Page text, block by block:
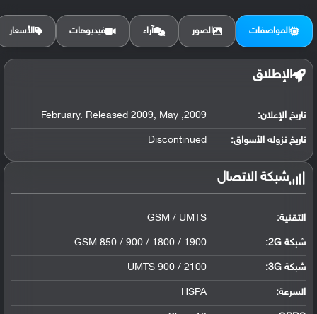
المواصفات الصور آراء فيديوهات الأسعار
الإطلاق
تاريخ الإعلان: 2009, February. Released 2009, May
تاريخ نزوله الأسواق: Discontinued
شبكة الاتصال
التقنية: GSM / UMTS
شبكة 2G: GSM 850 / 900 / 1800 / 1900
شبكة 3G :
UMTS 900 / 2100
السرعة: HSPA